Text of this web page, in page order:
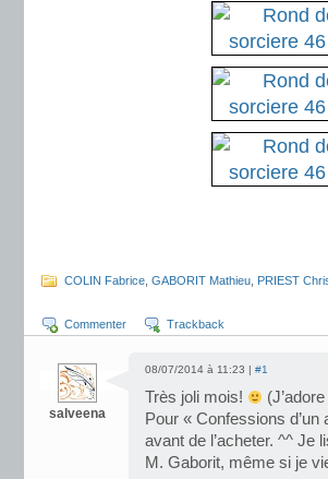
COLIN Fabrice GABORIT Mathieu PRIEST
Commenter Trackback
salveena
08/07/2014 à 11:23 | #1
Très joli mois!
Pour « Confessions
avant de l’acheter. ^^ Je
M. Gaborit, même si je